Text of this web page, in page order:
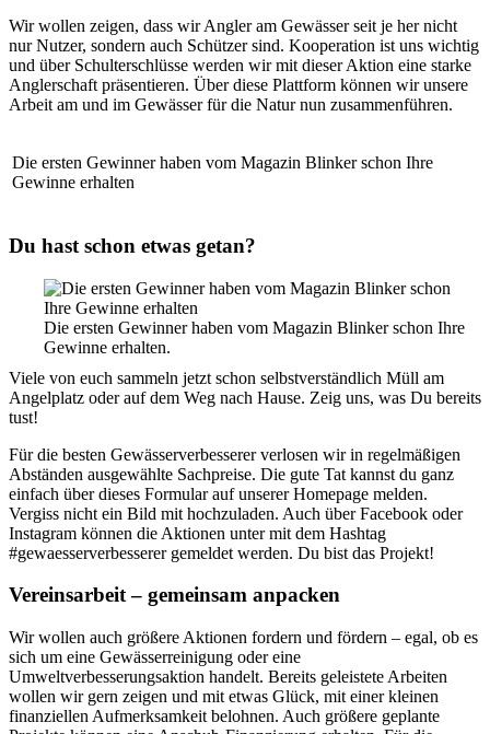
Wir wollen zeigen, dass wir Angler am Gewässer seit je her nicht
nur Nutzer, sondern auch Schützer sind. Kooperation ist uns wichtig
und über Schulterschlüsse werden wir mit dieser Aktion eine starke
Anglerschaft präsentieren. Über diese Plattform können wir unsere
Arbeit am und im Gewässer für die Natur nun zusammenführen.
Die ersten Gewinner haben vom Magazin Blinker schon Ihre
Gewinne erhalten
Du hast schon etwas getan?
Die ersten Gewinner haben vom Magazin Blinker schon Ihre
Gewinne erhalten.
Viele von euch sammeln jetzt schon selbstverständlich Müll am
Angelplatz oder auf dem Weg nach Hause. Zeig uns, was Du bereits
tust!
Für die besten Gewässerverbesserer verlosen wir in regelmäßigen
Abständen ausgewählte Sachpreise. Die gute Tat kannst du ganz
einfach über dieses Formular auf unserer Homepage melden.
Vergiss nicht ein Bild mit hochzuladen. Auch über Facebook oder
Instagram können die Aktionen unter mit dem Hashtag
#gewaesserverbesserer gemeldet werden. Du bist das Projekt!
Vereinsarbeit – gemeinsam anpacken
Wir wollen auch größere Aktionen fordern und fördern – egal, ob es
sich um eine Gewässerreinigung oder eine
Umweltverbesserungsaktion handelt. Bereits geleistete Arbeiten
wollen wir gern zeigen und mit etwas Glück, mit einer kleinen
finanziellen Aufmerksamkeit belohnen. Auch größere geplante